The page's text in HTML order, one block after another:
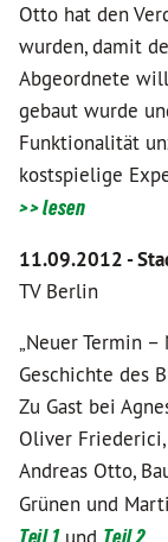
Otto hat den
wurden, damit
Abgeordnete
gebaut wurde
Funktionalität
kostspielige
>> lesen
11.09.2012 -
TV Berlin
„Neuer Termin
Geschichte des
Zu Gast bei
Oliver
Andreas Otto,
Grünen und
Teil 1
Teil 2